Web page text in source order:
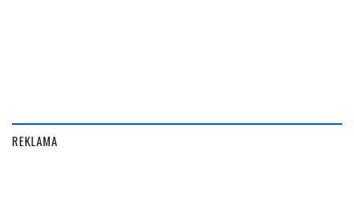
REKLAMA